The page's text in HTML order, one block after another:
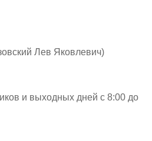
Лев Яковлевич)
и выходных дней с 8:00 до